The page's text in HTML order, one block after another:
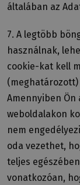
általában az
7. A legtöbb
használnak,
cookie-kat kell
Amennyiben
weboldalakon
nem
oda vezethet,
teljes
vonatkozóan,